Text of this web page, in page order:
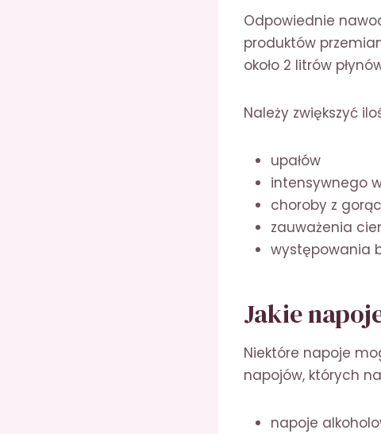
Odpowiednie
produktów
około 2 litrów
Należy zwiększyć
upałów
intensywnego
choroby z
zauważenia
występowania
Jakie
Niektóre napoje
napojów, których
napoje